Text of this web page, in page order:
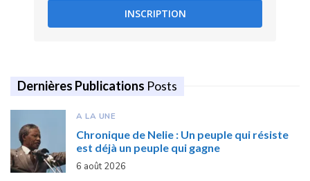
INSCRIPTION
Dernières Publications Posts
A LA UNE
Chronique de Nelie : Un peuple qui résiste
est déjà un peuple qui gagne
6 août 2026